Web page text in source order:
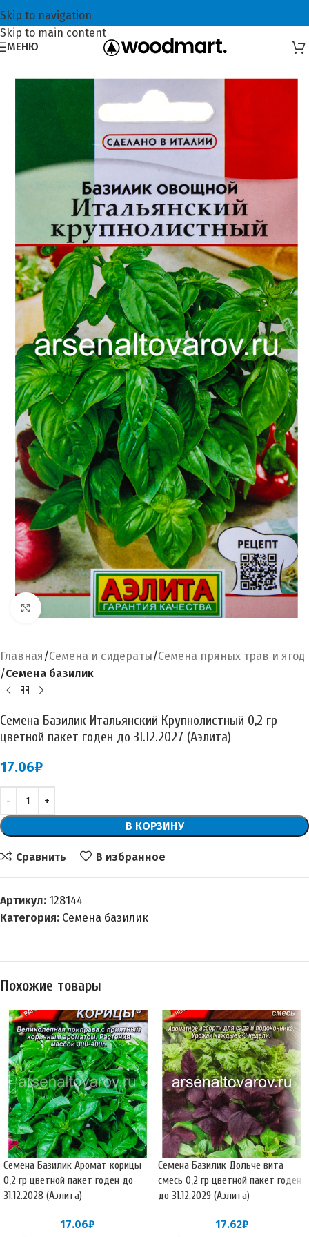
Skip to navigation
Skip to main content
МЕНЮ
Увеличить
Главная Семена и сидераты Семена пряных трав и ягод
Семена базилик
Семена Базилик Итальянский Крупнолистный 0,2 гр
цветной пакет годен до 31.12.2027 (Аэлита)
17.06₽
В КОРЗИНУ
Сравнить В избранное
Артикул: 128144
Категория: Семена базилик
Похожие товары
Семена Базилик Аромат корицы
0,2 гр цветной пакет годен до
31.12.2028 (Аэлита)
17.06₽
Семена Базилик Дольче вита
смесь 0,2 гр цветной пакет годен
до 31.12.2029 (Аэлита)
17.62₽